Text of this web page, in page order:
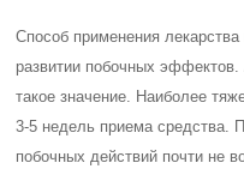
Способ применения
развитии побочных
такое значение. Наиболее
3-5 недель приема средства.
побочных действий почти не